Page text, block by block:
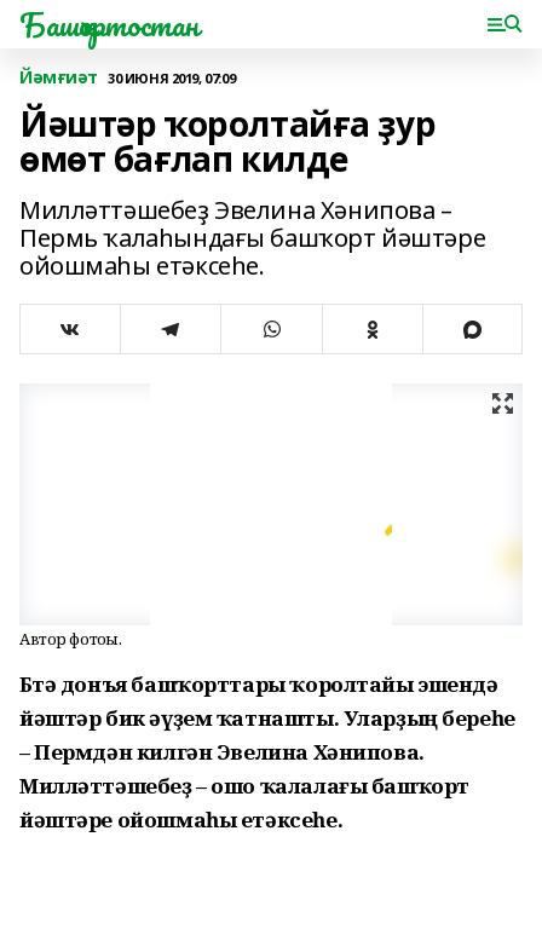
Башҡортостан
Йәмғиәт 30 ИЮНЯ 2019, 07:09
Йәштәр ҡоролтайға ҙур
өмөт бағлап килде
Милләттәшебеҙ Эвелина Хәнипова –
Пермь ҡалаһындағы башҡорт йәштәре
ойошмаһы етәксеһе.
Автор фотоһы.
Бөтә донъя башҡорттары ҡоролтайы эшендә
йәштәр бик әүҙем ҡатнашты. Уларҙың береһе
– Пермдән килгән Эвелина Хәнипова.
Милләттәшебеҙ – ошо ҡалалағы башҡорт
йәштәре ойошмаһы етәксеһе.